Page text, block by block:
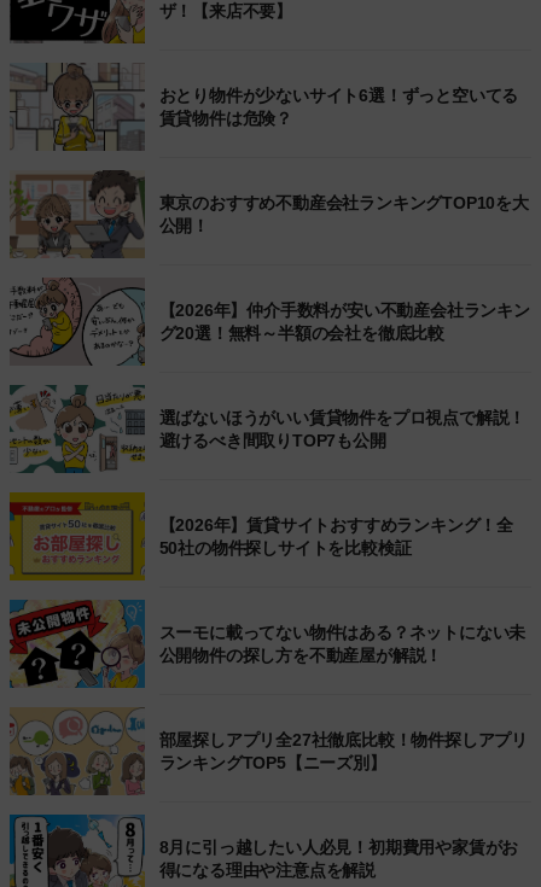
ザ！【来店不要】
おとり物件が少ないサイト6選！ずっと空いてる
賃貸物件は危険？
東京のおすすめ不動産会社ランキングTOP10を大
公開！
【2026年】仲介手数料が安い不動産会社ランキン
グ20選！無料～半額の会社を徹底比較
選ばないほうがいい賃貸物件をプロ視点で解説！
避けるべき間取りTOP7も公開
【2026年】賃貸サイトおすすめランキング！全
50社の物件探しサイトを比較検証
スーモに載ってない物件はある？ネットにない未
公開物件の探し方を不動産屋が解説！
部屋探しアプリ全27社徹底比較！物件探しアプリ
ランキングTOP5【ニーズ別】
8月に引っ越したい人必見！初期費用や家賃がお
得になる理由や注意点を解説